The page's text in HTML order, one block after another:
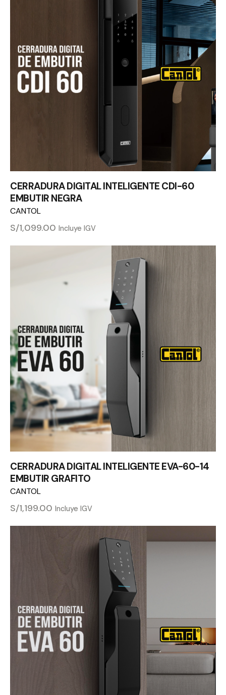
CERRADURA DIGITAL INTELIGENTE CDI-60
EMBUTIR NEGRA
CANTOL
S/1,099.00 Incluye IGV
CERRADURA DIGITAL INTELIGENTE EVA-60-14
EMBUTIR GRAFITO
CANTOL
S/1,199.00 Incluye IGV